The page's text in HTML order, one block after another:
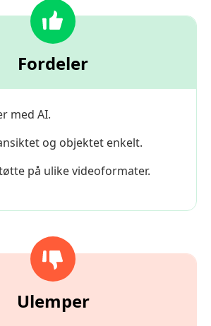
Fordeler
med AI.
og objektet enkelt.
på ulike videoformater.
Ulemper